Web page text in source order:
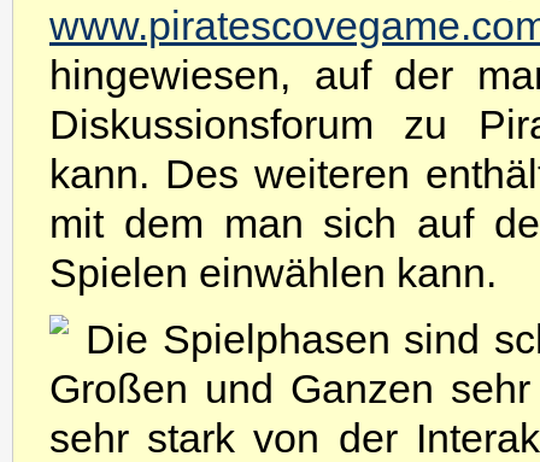
hingewiesen, auf der
Diskussionsforum zu
kann. Des weiteren
mit dem man sich auf
Spielen einwählen kann.
Die Spielphasen sind
Großen und Ganzen
sehr stark von der